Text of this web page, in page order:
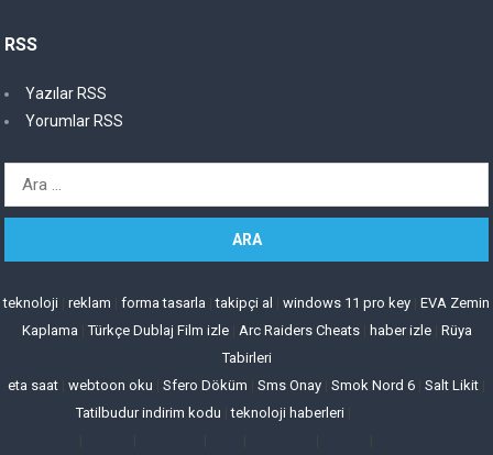
RSS
Yazılar RSS
Yorumlar RSS
Arama:
teknoloji reklam forma tasarla |takipçi al windows 11 pro key EVA Zemin
Kaplama |Türkçe Dublaj Film izle| Arc Raiders Cheats| haber izle| Rüya
Tabirleri
eta saat webtoon oku Sfero Döküm Sms Onay Smok Nord 6 Salt Likit
Tatilbudur indirim kodu |teknoloji haberleri|